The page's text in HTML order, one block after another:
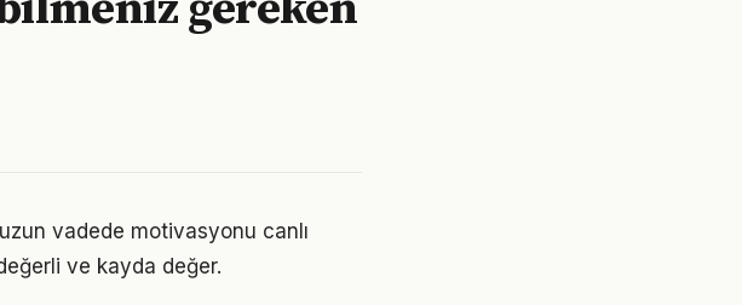
vadede motivasyonu canlı
ve kayda değer.